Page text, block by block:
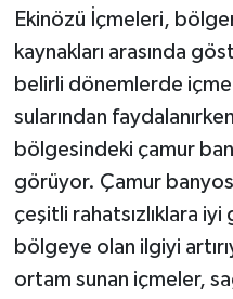
Ekinözü İçmeleri,
kaynakları arasında
belirli dönemlerde
sularından
bölgesindeki çamur
görüyor. Çamur
çeşitli rahatsızlıklara iyi
bölgeye olan ilgiyi
ortam sunan içmeler,